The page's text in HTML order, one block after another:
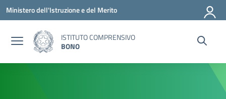
Vai ai contenuti
Vai al menu di navigazione
Vai al footer
Ministero dell'Istruzione e del Merito
ISTITUTO COMPRENSIVO
BONO